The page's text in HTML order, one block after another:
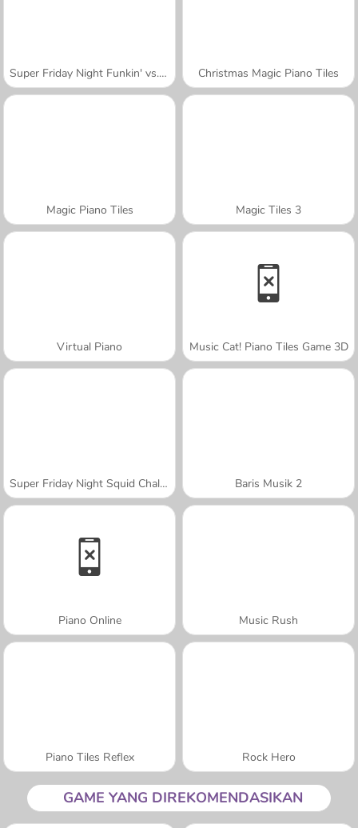
Super Friday Night Funkin' vs. Minedcraft Christmas Magic Piano Tiles
Magic Piano Tiles Magic Tiles 3
Virtual Piano Music Cat! Piano Tiles Game 3D
Super Friday Night Squid Challenge Baris Musik 2
Piano Online Music Rush
Piano Tiles Reflex Rock Hero
GAME YANG DIREKOMENDASIKAN